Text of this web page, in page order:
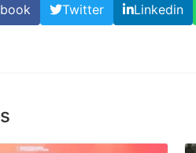
Twitter Linkedin